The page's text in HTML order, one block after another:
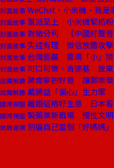
封面故事 WeChat、小米機、我是
封面故事 幫派至上 小米機緊掐
封面故事 對賭分利 《中國好聲
封面故事 失控有理 微信放膽攻
封面故事 台灣要贏 靠兩「小」
封面故事 可口可樂、肯德基 放
說聞解趣 蔣偉寧的好意 讓鄭崇
說聞解趣 戴勝益「偏心」生力軍
國際視窗 離婚這樁好生意 日本
國際視窗 製藥業新戰場 慢性文
商周書摘 別逼自己當個「好媽媽」